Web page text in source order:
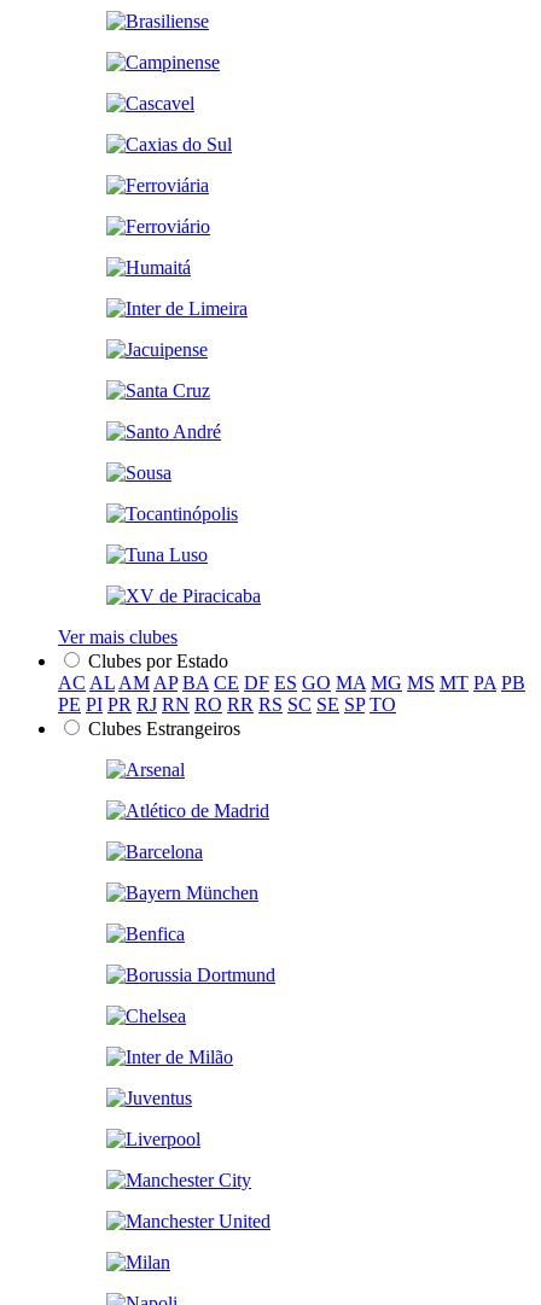
Ver mais clubes
Clubes por Estado
AC AL AM AP BA CE DF ES GO MA MG MS MT PA PB
PE PI PR RJ RN RO RR RS SC SE SP TO
Clubes Estrangeiros